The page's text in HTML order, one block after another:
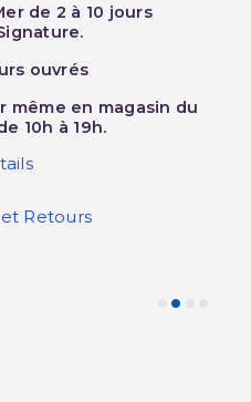
de 2 à 10 jours
ouvrés
même en magasin du
10h à 19h.
et Retours